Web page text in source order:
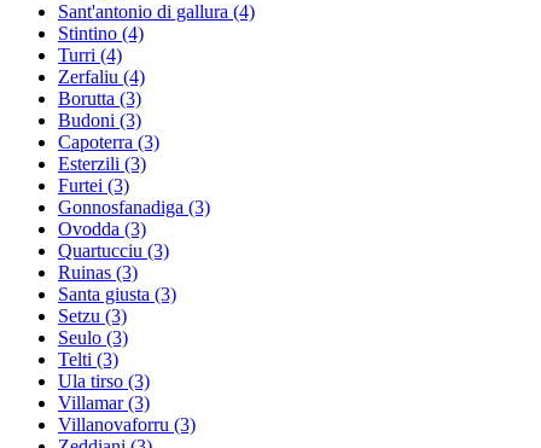
Sant'antonio di gallura (4)
Stintino (4)
Turri (4)
Zerfaliu (4)
Borutta (3)
Budoni (3)
Capoterra (3)
Esterzili (3)
Furtei (3)
Gonnosfanadiga (3)
Ovodda (3)
Quartucciu (3)
Ruinas (3)
Santa giusta (3)
Setzu (3)
Seulo (3)
Telti (3)
Ula tirso (3)
Villamar(3)
Villanovaforru (3)